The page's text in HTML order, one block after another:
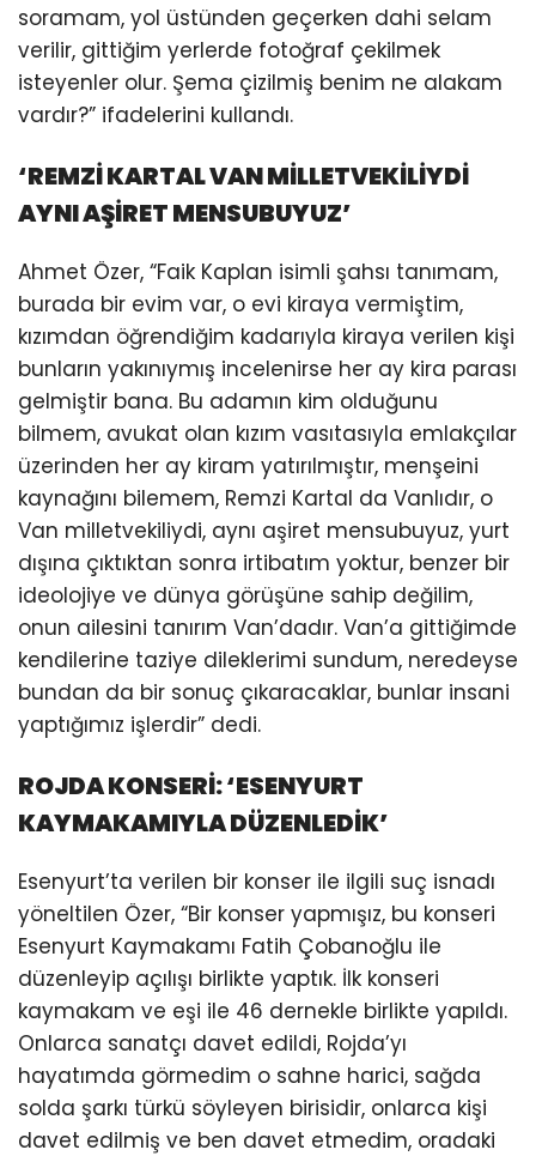
soramam, yol üstünden geçerken dahi selam
verilir, gittiğim yerlerde fotoğraf çekilmek
isteyenler olur. Şema çizilmiş benim ne alakam
vardır?” ifadelerini kullandı.
‘REMZİ KARTAL VAN MİLLETVEKİLİYDİ
AYNI AŞİRET MENSUBUYUZ’
Ahmet Özer, “Faik Kaplan isimli şahsı tanımam,
burada bir evim var, o evi kiraya vermiştim,
kızımdan öğrendiğim kadarıyla kiraya verilen kişi
bunların yakınıymış incelenirse her ay kira parası
gelmiştir bana. Bu adamın kim olduğunu
bilmem, avukat olan kızım vasıtasıyla emlakçılar
üzerinden her ay kiram yatırılmıştır, menşeini
kaynağını bilemem, Remzi Kartal da Vanlıdır, o
Van milletvekiliydi, aynı aşiret mensubuyuz, yurt
dışına çıktıktan sonra irtibatım yoktur, benzer bir
ideolojiye ve dünya görüşüne sahip değilim,
onun ailesini tanırım Van’dadır. Van’a gittiğimde
kendilerine taziye dileklerimi sundum, neredeyse
bundan da bir sonuç çıkaracaklar, bunlar insani
yaptığımız işlerdir” dedi.
ROJDA KONSERİ: ‘ESENYURT
KAYMAKAMIYLA DÜZENLEDİK’
Esenyurt’ta verilen bir konser ile ilgili suç isnadı
yöneltilen Özer, “Bir konser yapmışız, bu konseri
Esenyurt Kaymakamı Fatih Çobanoğlu ile
düzenleyip açılışı birlikte yaptık. İlk konseri
kaymakam ve eşi ile 46 dernekle birlikte yapıldı.
Onlarca sanatçı davet edildi, Rojda’yı
hayatımda görmedim o sahne harici, sağda
solda şarkı türkü söyleyen birisidir, onlarca kişi
davet edilmiş ve ben davet etmedim, oradaki